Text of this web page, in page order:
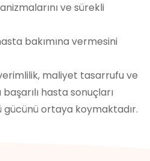
ve sürekli
bakımına vermesini
maliyet tasarrufu ve
hasta sonuçları
gücünü ortaya koymaktadır.